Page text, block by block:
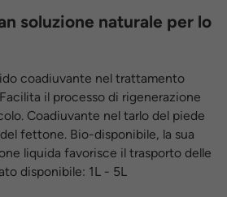
soluzione naturale per lo
coadiuvante nel trattamento
il processo di rigenerazione
Coadiuvante nel tarlo del piede
fettone. Bio-disponibile, la sua
liquida favorisce il trasporto delle
disponibile: 1L - 5L